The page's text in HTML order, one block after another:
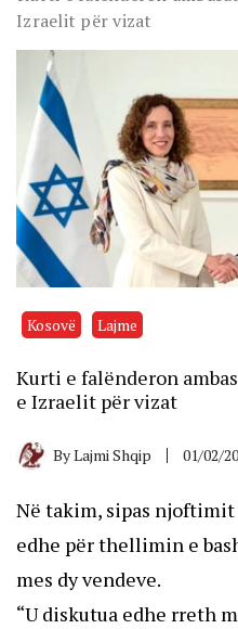
Izraelit për vizat
Kosovë Lajme
Kurti e falënderon
e Izraelit për vizat
ByLajmi Shqip 01/02/
Në takim, sipas
edhe për thellimin e
mes dy vendeve.
“U diskutua edhe rreth